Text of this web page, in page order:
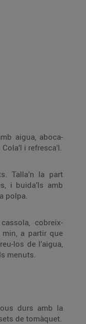
aigua, aboca-
i cou-lo 30 min. Cola’l i refresca’l.
Talla’n la part
polpa.
cobreix-
que
los de l’aigua,
menuts.
durs amb la
i els trossets de tomàquet.